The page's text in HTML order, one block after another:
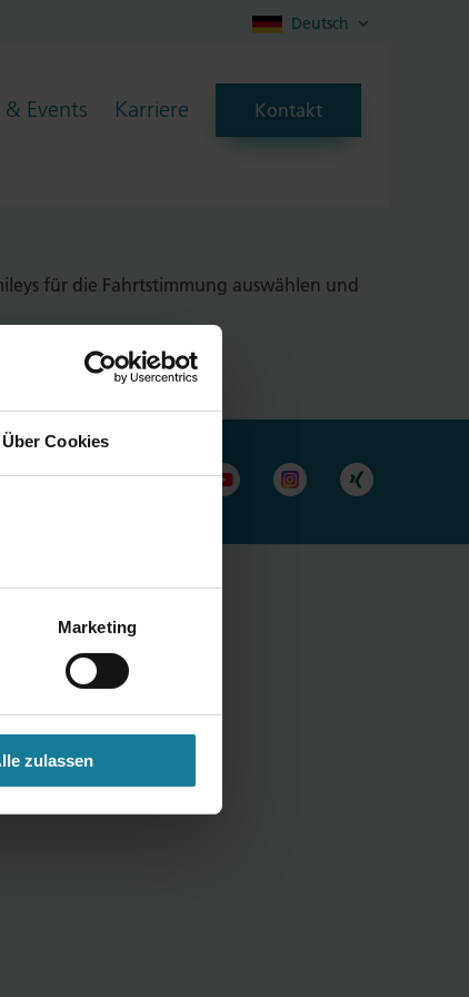
Über Cookies
Marketing
zulassen
Deutsch
Events Karriere Kontakt
eingebaut, das die
für die Fahrtstimmung auswählen und